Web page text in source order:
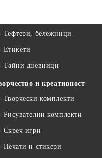
Тефтери, бележници
Етикети
Тайни дневници
и креативност
Творчески комплекти
Рисувателни комплекти
Скреч игри
Печати и стикери